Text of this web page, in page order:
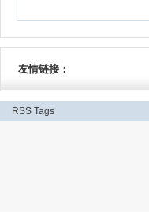
友情链接：
RSS Tags